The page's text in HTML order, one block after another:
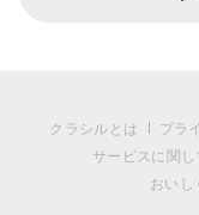
クラシルとは プラ
サービスに関
おい